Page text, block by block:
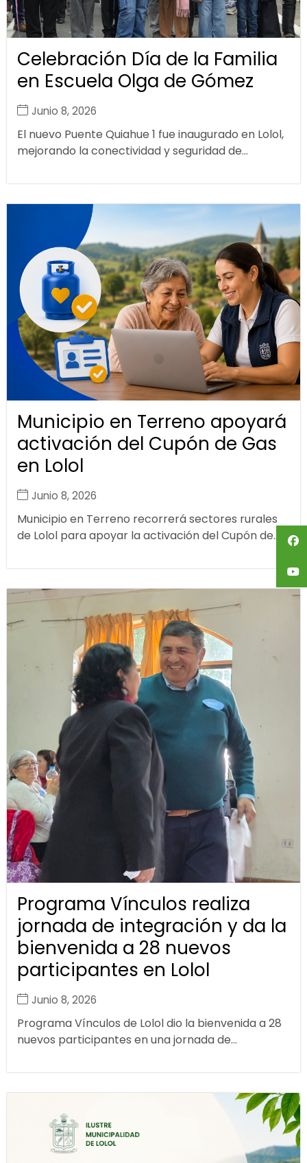
Celebración Día de la Familia
en Escuela Olga de Gómez
Junio 8, 2026
El nuevo Puente Quiahue 1 fue inaugurado en Lolol,
mejorando la conectividad y seguridad de...
Municipio en Terreno apoyará
activación del Cupón de Gas
en Lolol
Junio 8, 2026
Municipio en Terreno recorrerá sectores rurales
de Lolol para apoyar la activación del Cupón de...
Programa Vínculos realiza
jornada de integración y da la
bienvenida a 28 nuevos
participantes en Lolol
Junio 8, 2026
Programa Vínculos de Lolol dio la bienvenida a 28
nuevos participantes en una jornada de...